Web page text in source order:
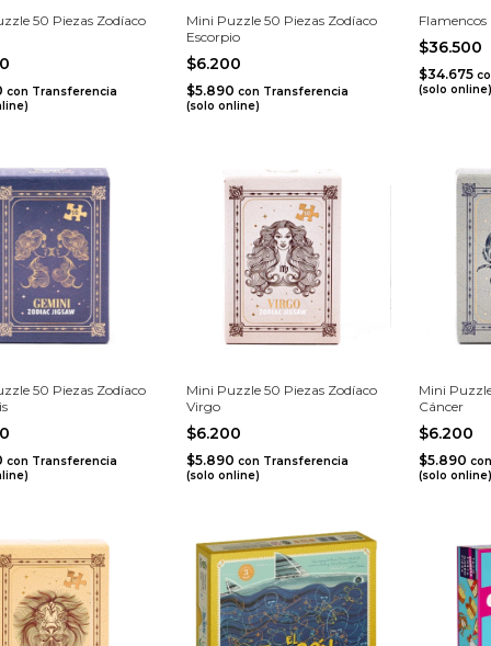
50 Piezas Zodíaco
con Transferencia
Mini Puzzle 50 Piezas Zodíaco
Escorpio
$6.200
$5.890con Transferencia
(solo online)
Flamencos
$36.500
$34.675
(solo online)
50 Piezas Zodíaco
con Transferencia
Mini Puzzle 50 Piezas Zodíaco
Virgo
$6.200
$5.890con Transferencia
(solo online)
Mini
Cáncer
$6.200
$5.890 con
(solo online)